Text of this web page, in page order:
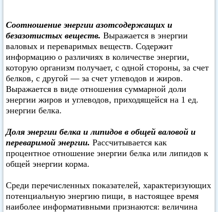
Соотношение энергии азотсодержащих и
безазотистых веществ. Выражается в энергии
валовых и переваримых веществ. Содержит
информацию о различиях в количестве энергии,
которую организм получает, с одной стороны, за счет
белков, с другой — за счет углеводов и жиров.
Выражается в виде отношения суммарной доли
энергии жиров и углеводов, приходящейся на 1 ед.
энергии белка.
Доля энергии белка и липидов в общей валовой и
переваримой энергии. Рассчитывается как
процентное отношение энергии белка или липидов к
общей энергии корма.
Среди перечисленных показателей, характеризующих
потенциальную энергию пищи, в настоящее время
наиболее информативными признаются: величина